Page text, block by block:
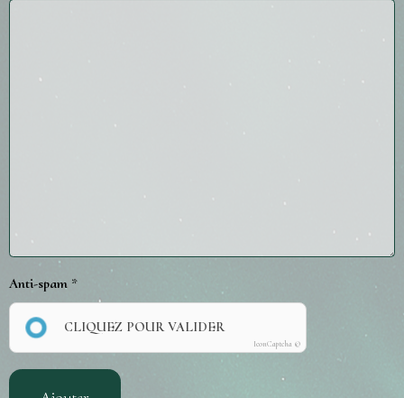
Anti-spam
CLIQUEZ POUR VALIDER
IconCaptcha ©